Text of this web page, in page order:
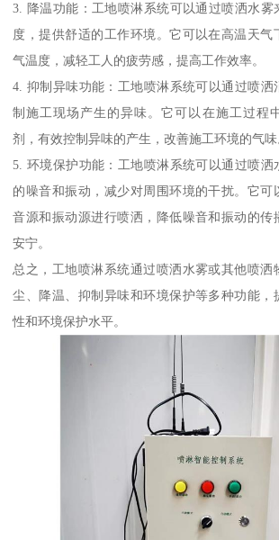
3. 降温功能：工地喷淋系统可以通过喷洒水雾
度，提供舒适的工作环境。它可以在高温天气
气温度，减轻工人的疲劳感，提高工作效率。
4. 抑制异味功能：工地喷淋系统可以通过喷洒
制施工现场产生的异味。它可以在施工过程
剂，有效控制异味的产生，改善施工环境的气味
5. 环境保护功能：工地喷淋系统可以通过喷洒
的噪音和振动，减少对周围环境的干扰。它可
音源和振动源进行喷洒，降低噪音和振动的传
安宁。
总之，工地喷淋系统通过喷洒水雾或其他喷洒
尘、降温、抑制异味和环境保护等多种功能，
性和环境保护水平。